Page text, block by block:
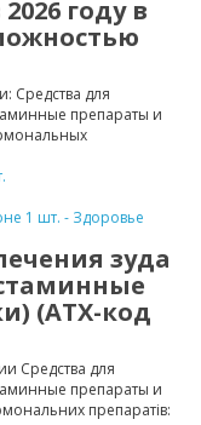
году в
Средства для
препараты и
1 шт. - Здоровье
зуда
(ATX-код
Средства для
препараты и
препаратів: